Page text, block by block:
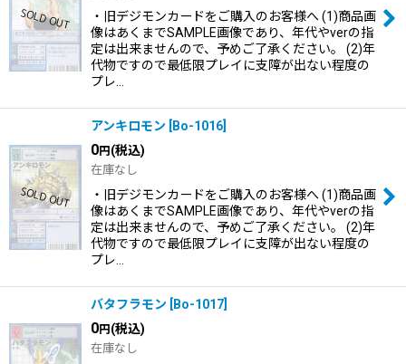
・旧デジモンカードをご購入のお客様へ (1)商品画
像はあくまでSAMPLE画像であり、年代やverの指
定は出来ませんので、予めご了承ください。 (2)年
代物ですので最低限プレイに支障が出ない程度の
プレ…
アンキロモン Bo-1016
0円(税込)
在庫なし
・旧デジモンカードをご購入のお客様へ (1)商品画
像はあくまでSAMPLE画像であり、年代やverの指
定は出来ませんので、予めご了承ください。 (2)年
代物ですので最低限プレイに支障が出ない程度の
プレ…
バタフラモン Bo-1017
0円(税込)
在庫なし